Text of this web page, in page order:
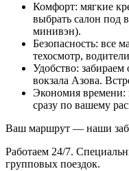
Комфорт: мягкие
выбрать салон под
минивэн).
Безопасность: все
техосмотр,
Удобство:
вокзала Азова.
Экономия
сразу по вашему
Ваш маршрут — наши
Работаем 24/7.
групповых поездок.